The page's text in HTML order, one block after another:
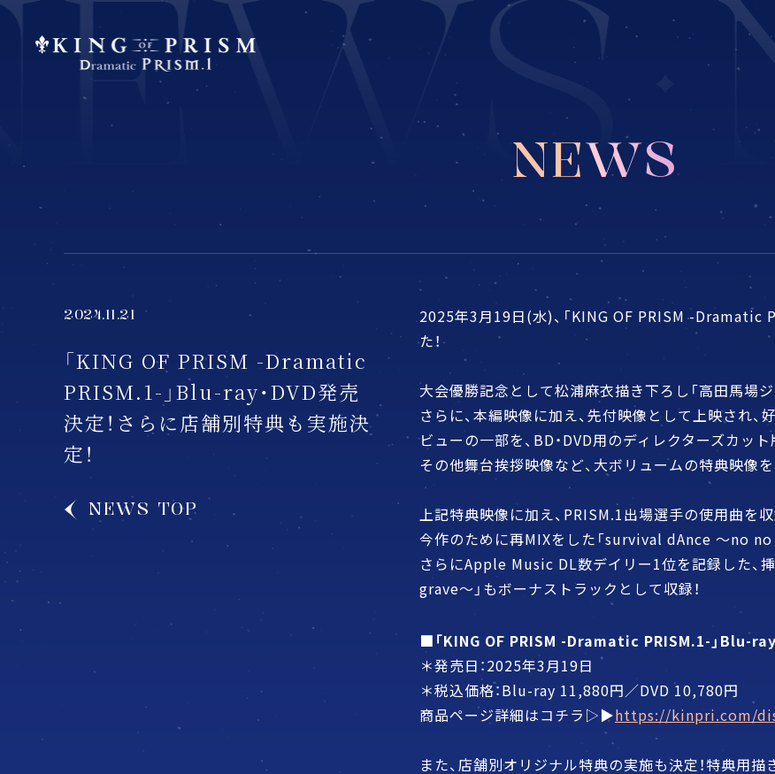
NEWS
2024.11.21
「KING OF PRISM -Dramatic
PRISM.1-」Blu-ray・DVD発売
決定！さらに店舗別特典も実施決
定！
NEWS TOP
2025年3月19日(水)、「KING OF PRISM -Dramatic
た！
大会優勝記念として松浦麻衣描き下ろし「高田馬場
さらに、本編映像に加え、先付映像として上映され、
ビューの一部を、BD・DVD用のディレクターズカット
その他舞台挨拶映像など、大ボリュームの特典映像を
上記特典映像に加え、PRISM.1出場選手の使用曲を
今作のために再MIXをした「survival dAnce ～no
さらにApple Music DL数デイリー1位を記録した
grave～」もボーナストラックとして収録！
■「KING OF PRISM -Dramatic PRISM.1-」Blu-ray
＊発売日：2025年3月19日
＊税込価格：Blu-ray 11,880円／DVD 10,780円
商品ページ詳細はコチラ▷▶︎https://kinpri.com/
また、店舗別オリジナル特典の実施も決定！特典用